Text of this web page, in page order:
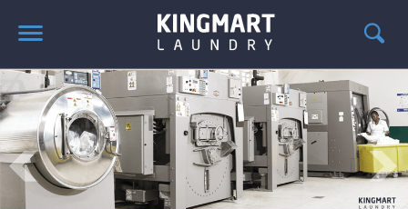
TRANG CHỦ
GIỚI THIỆU
SẢN PHẨM
TIN TỨC GIẶT LÀ